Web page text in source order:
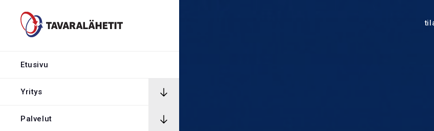
Etusivu
Yritys
Palvelut
Hintalaskuri
Rahtikirja